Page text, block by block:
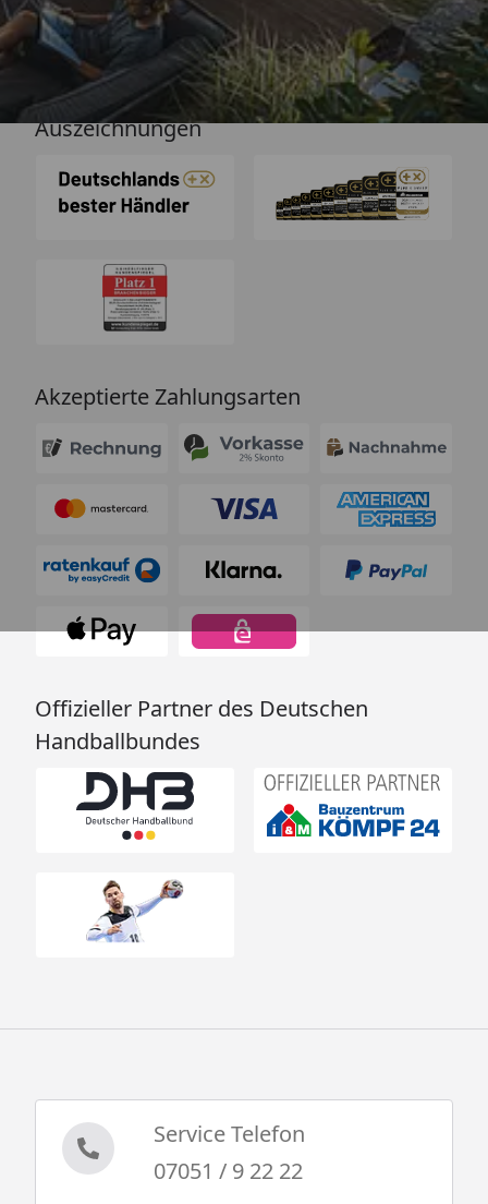
Auszeichnungen
Akzeptierte Zahlungsarten
Offizieller Partner des Deutschen
Handballbundes
Service Telefon
07051 / 9 22 22